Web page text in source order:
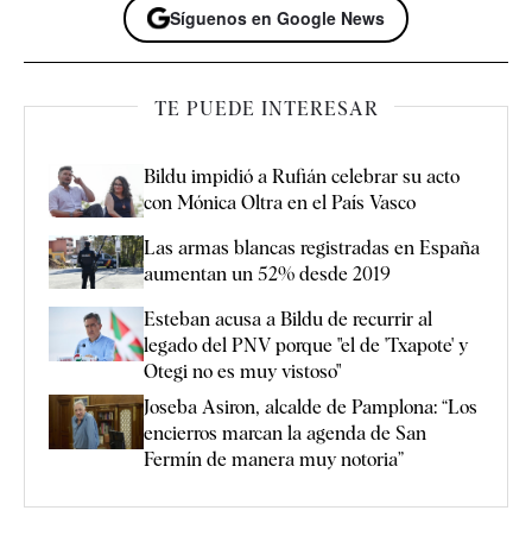
Síguenos en Google News
TE PUEDE INTERESAR
Bildu impidió a Rufián celebrar su acto
con Mónica Oltra en el País Vasco
Las armas blancas registradas en España
aumentan un 52% desde 2019
Esteban acusa a Bildu de recurrir al
legado del PNV porque "el de 'Txapote' y
Otegi no es muy vistoso"
Joseba Asiron, alcalde de Pamplona: “Los
encierros marcan la agenda de San
Fermín de manera muy notoria”